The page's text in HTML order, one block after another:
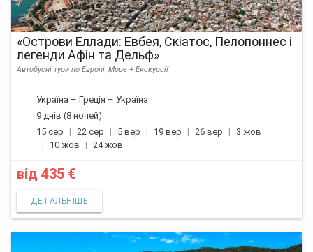
«Острови Еллади: Евбея, Скіатос, Пелопоннес і
легенди Афін та Дельф»
Автобусні тури по Европі, Море + Екскурсії
Україна – Греція – Україна
9 днів (8 ночей)
15 сер
22 сер 5 вер 19 вер 26 вер
3 жов
10 жов
24 жов
від 435 €
ДЕТАЛЬНІШЕ